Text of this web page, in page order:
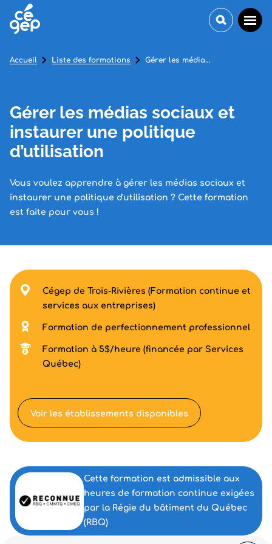
Gérer les médias sociaux et
instaurer une politique
d’utilisation
Vous voulez apprendre à gérer les médias sociaux et
instaurer une politique d'utilisation ? Cette formation
est faite pour vous !
Accueil Liste des formations Gérer les médias sociaux et instaurer une politique d’utilisation
Cégep de Trois-Rivières (Formation continue et
services aux entreprises)
Formation de perfectionnement professionnel
Formation à 5$/heure (financée par Services
Québec)
Voir les établissements disponibles
Cette formation est admissible aux
heures de formation continue exigées
par la Régie du bâtiment du Québec
(RBQ)